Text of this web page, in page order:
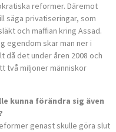
reformer. Däremot
säga privatiseringar, som
och maffian kring Assad.
egendom skar man ner i
det under åren 2008 och
två miljoner människor
kunna förändra sig även
genast skulle göra slut